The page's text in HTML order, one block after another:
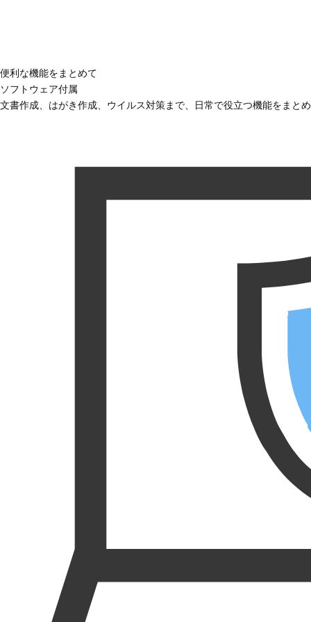
便利な機能をまとめて
ソフトウェア付属
文書作成、はがき作成、ウイルス対策まで、日常で役立つ機能をまと